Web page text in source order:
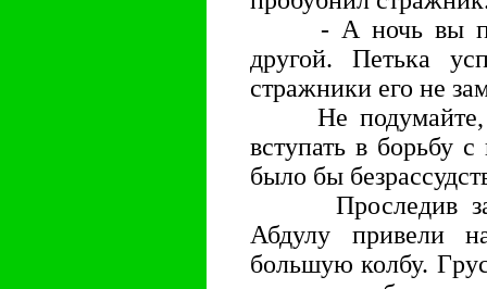
- А ночь вы
дpугой. Петька
стpажники его не
Не подумайте,
вступать в боpьбу
было бы
Пpоследив за
Абдулу пpивели
большую колбу.